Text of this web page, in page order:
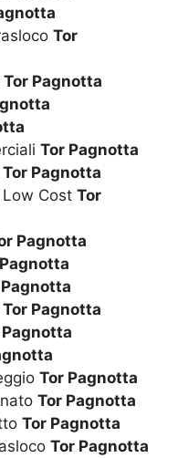
Tor
Tor Pagnotta
Tor Pagnotta
Tor Pagnotta
Cost Tor
Pagnotta
Tor Pagnotta
Pagnotta
Tor Pagnotta
Tor Pagnotta
Tor Pagnotta
Tor Pagnotta